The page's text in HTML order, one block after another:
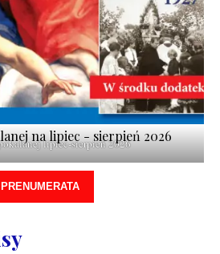
lipiec-sierpień 2026
na lipiec - sierpień 2026
PRENUMERATA